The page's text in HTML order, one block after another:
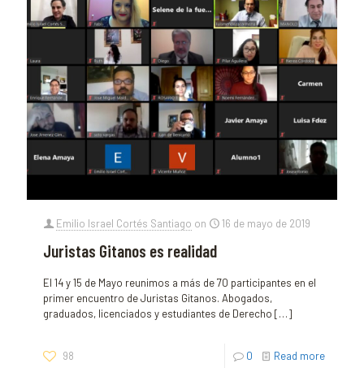
Emilio Israel Cortés Santiago on 16 de mayo de 2019
Juristas Gitanos es realidad
El 14 y 15 de Mayo reunimos a más de 70 participantes en el
primer encuentro de Juristas Gitanos. Abogados,
graduados, licenciados y estudiantes de Derecho […]
98 0 Read more